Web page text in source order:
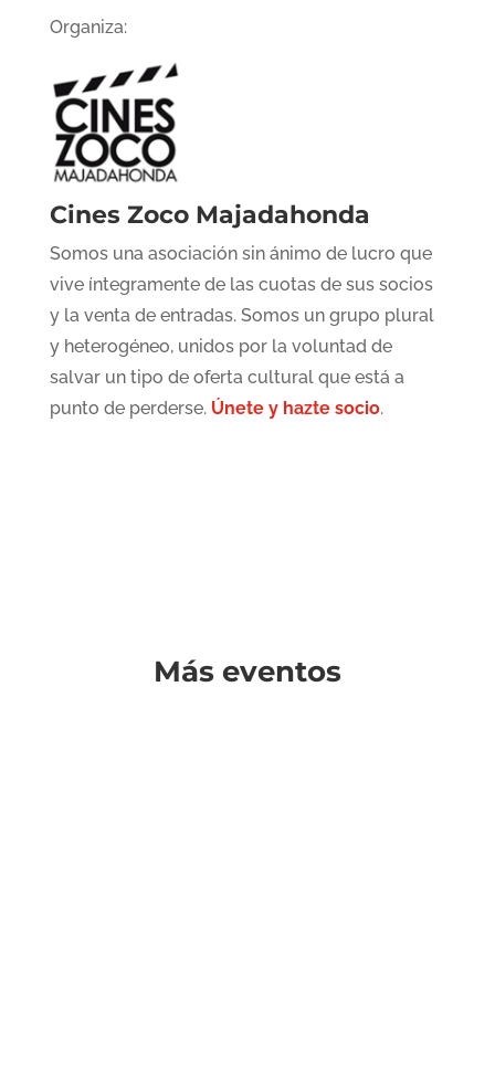
Organiza:
Cines Zoco Majadahonda
Somos una asociación sin ánimo de lucro que
vive íntegramente de las cuotas de sus socios
y la venta de entradas. Somos un grupo plural
y heterogéneo, unidos por la voluntad de
salvar un tipo de oferta cultural que está a
punto de perderse. Únete y hazte socio.
Más eventos